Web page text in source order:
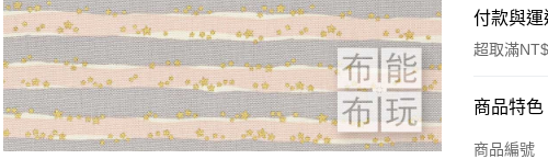
付款與
超取滿
付款方式
信用卡一
商品特色
商品編號